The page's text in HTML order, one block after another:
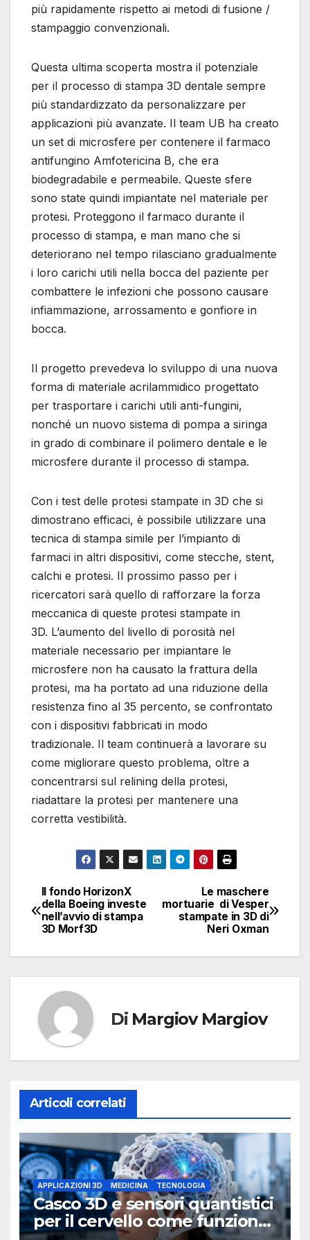
più rapidamente rispetto ai metodi di fusione /
stampaggio convenzionali.
Questa ultima scoperta mostra il potenziale
per il processo di stampa 3D dentale sempre
più standardizzato da personalizzare per
applicazioni più avanzate. Il team UB ha creato
un set di microsfere per contenere il farmaco
antifungino Amfotericina B, che era
biodegradabile e permeabile. Queste sfere
sono state quindi impiantate nel materiale per
protesi. Proteggono il farmaco durante il
processo di stampa, e man mano che si
deteriorano nel tempo rilasciano gradualmente
i loro carichi utili nella bocca del paziente per
combattere le infezioni che possono causare
infiammazione, arrossamento e gonfiore in
bocca.
Il progetto prevedeva lo sviluppo di una nuova
forma di materiale acrilammidico progettato
per trasportare i carichi utili anti-fungini,
nonché un nuovo sistema di pompa a siringa
in grado di combinare il polimero dentale e le
microsfere durante il processo di stampa.
Con i test delle protesi stampate in 3D che si
dimostrano efficaci, è possibile utilizzare una
tecnica di stampa simile per l’impianto di
farmaci in altri dispositivi, come stecche, stent,
calchi e protesi. Il prossimo passo per i
ricercatori sarà quello di rafforzare la forza
meccanica di queste protesi stampate in
3D. L’aumento del livello di porosità nel
materiale necessario per impiantare le
microsfere non ha causato la frattura della
protesi, ma ha portato ad una riduzione della
resistenza fino al 35 percento, se confrontato
con i dispositivi fabbricati in modo
tradizionale. Il team continuerà a lavorare su
come migliorare questo problema, oltre a
concentrarsi sul relining della protesi,
riadattare la protesi per mantenere una
corretta vestibilità.
Navigazione
articoli
Le maschere
mortuarie di Vesper
stampate in 3D di
Neri Oxman
Il fondo HorizonX
della Boeing investe
nell’avvio di stampa
3D Morf3D
Di Margiov Margiov
Articoli correlati
APPLICAZIONI 3D MEDICINA TECNOLOGIA
Casco 3D e sensori quantistici
per il cervello come funziona